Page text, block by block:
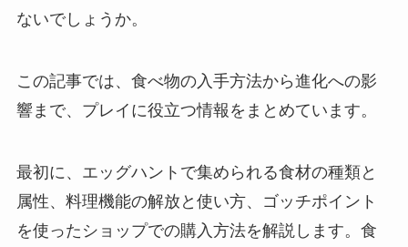
ないでしょうか。
この記事では、食べ物の入手方法から進化への影
響まで、プレイに役立つ情報をまとめています。
最初に、エッグハントで集められる食材の種類と
属性、料理機能の解放と使い方、ゴッチポイント
を使ったショップでの購入方法を解説します。食